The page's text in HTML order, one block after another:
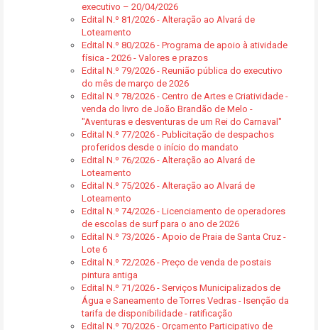
executivo – 20/04/2026
Edital N.º 81/2026 - Alteração ao Alvará de
Loteamento
Edital N.º 80/2026 - Programa de apoio à atividade
física - 2026 - Valores e prazos
Edital N.º 79/2026 - Reunião pública do executivo
do mês de março de 2026
Edital N.º 78/2026 - Centro de Artes e Criatividade -
venda do livro de João Brandão de Melo -
"Aventuras e desventuras de um Rei do Carnaval"
Edital N.º 77/2026 - Publicitação de despachos
proferidos desde o início do mandato
Edital N.º 76/2026 - Alteração ao Alvará de
Loteamento
Edital N.º 75/2026 - Alteração ao Alvará de
Loteamento
Edital N.º 74/2026 - Licenciamento de operadores
de escolas de surf para o ano de 2026
Edital N.º 73/2026 - Apoio de Praia de Santa Cruz -
Lote 6
Edital N.º 72/2026 - Preço de venda de postais
pintura antiga
Edital N.º 71/2026 - Serviços Municipalizados de
Água e Saneamento de Torres Vedras - Isenção da
tarifa de disponibilidade - ratificação
Edital N.º 70/2026 - Orçamento Participativo de